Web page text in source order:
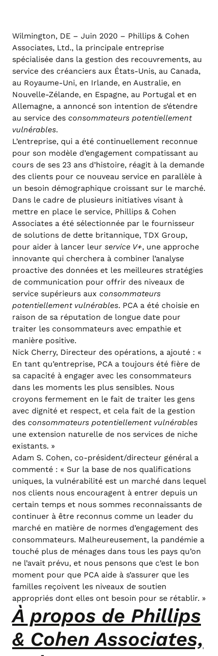
Wilmington, DE – Juin 2020 – Phillips & Cohen
Associates, Ltd., la principale entreprise
spécialisée dans la gestion des recouvrements, au
service des créanciers aux États-Unis, au Canada,
au Royaume-Uni, en Irlande, en Australie, en
Nouvelle-Zélande, en Espagne, au Portugal et en
Allemagne, a annoncé son intention de s’étendre
au service des consommateurs potentiellement
vulnérables.
L’entreprise, qui a été continuellement reconnue
pour son modèle d’engagement compatissant au
cours de ses 23 ans d’histoire, réagit à la demande
des clients pour ce nouveau service en parallèle à
un besoin démographique croissant sur le marché.
Dans le cadre de plusieurs initiatives visant à
mettre en place le service, Phillips & Cohen
Associates a été sélectionnée par le fournisseur
de solutions de dette britannique, TDX Group,
pour aider à lancer leur service V+, une approche
innovante qui cherchera à combiner l’analyse
proactive des données et les meilleures stratégies
de communication pour offrir des niveaux de
service supérieurs aux consommateurs
potentiellement vulnérables. PCA a été choisie en
raison de sa réputation de longue date pour
traiter les consommateurs avec empathie et
manière positive.
Nick Cherry, Directeur des opérations, a ajouté : «
En tant qu’entreprise, PCA a toujours été fière de
sa capacité à engager avec les consommateurs
dans les moments les plus sensibles. Nous
croyons fermement en le fait de traiter les gens
avec dignité et respect, et cela fait de la gestion
des consommateurs potentiellement vulnérables
une extension naturelle de nos services de niche
existants. »
Adam S. Cohen, co-président/directeur général a
commenté : « Sur la base de nos qualifications
uniques, la vulnérabilité est un marché dans lequel
nos clients nous encouragent à entrer depuis un
certain temps et nous sommes reconnaissants de
continuer à être reconnus comme un leader du
marché en matière de normes d’engagement des
consommateurs. Malheureusement, la pandémie a
touché plus de ménages dans tous les pays qu’on
ne l’avait prévu, et nous pensons que c’est le bon
moment pour que PCA aide à s’assurer que les
familles reçoivent les niveaux de soutien
appropriés dont elles ont besoin pour se rétablir. »
À propos de Phillips
& Cohen Associates,